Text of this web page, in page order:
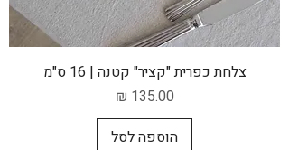
צלחת כפרית "קציר" קטנה | 16 ס"מ
מחיר
הוספה לסל